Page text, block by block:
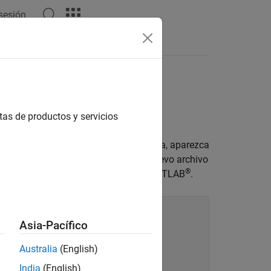
cuando elimine el objeto.
de modo que cuando elimine la figura, aparezca
Copie el siguiente código en un nuevo archivo
de la ruta de búsqueda de MATLAB®.
de productos y servicios
Asia-Pacífico
Australia (English)
India (English)